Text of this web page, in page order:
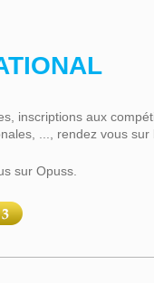
inscriptions aux
..., rendez vous sur
sur Opuss.